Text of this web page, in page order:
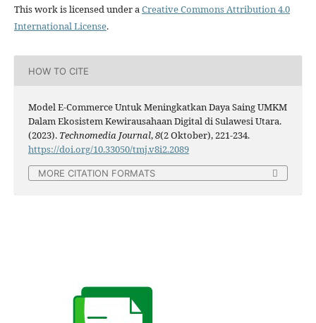
This work is licensed under aCreative Commons Attribution 4.0
International License.
HOW TO CITE
Model E-Commerce Untuk Meningkatkan Daya Saing UMKM
Dalam Ekosistem Kewirausahaan Digital di Sulawesi Utara.
(2023). Technomedia Journal,8(2 Oktober), 221-234.
https://doi.org/10.33050/tmj.v8i2.2089
MORE CITATION FORMATS